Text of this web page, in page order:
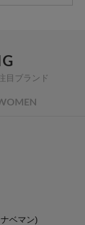
目ブランド
ベマン)